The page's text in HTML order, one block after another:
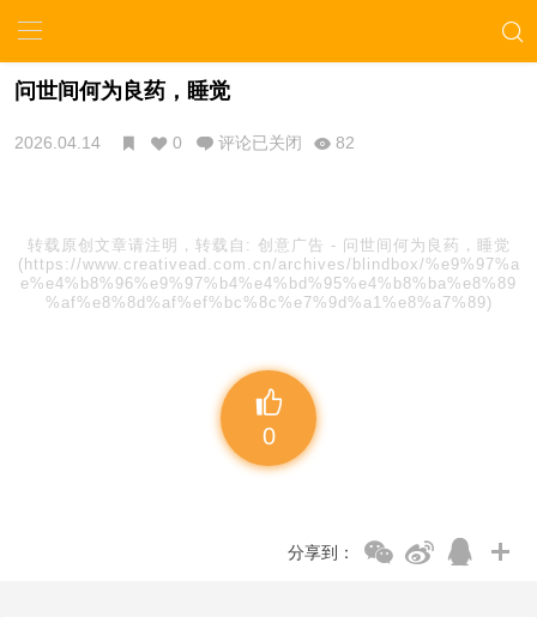
问世间何为良药，睡觉
2026.04.14 0 评论已关闭 82
转载原创文章请注明，转载自: 创意广告 - 问世间何为良药，睡觉
(https://www.creativead.com.cn/archives/blindbox/%e9%97%a
e%e4%b8%96%e9%97%b4%e4%bd%95%e4%b8%ba%e8%89
%af%e8%8d%af%ef%bc%8c%e7%9d%a1%e8%a7%89)
0
分享到：